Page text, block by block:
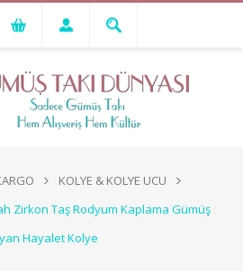
KOLYE & KOLYE UCU
Zirkon Taş Rodyum Kaplama Gümüş
Hayalet Kolye